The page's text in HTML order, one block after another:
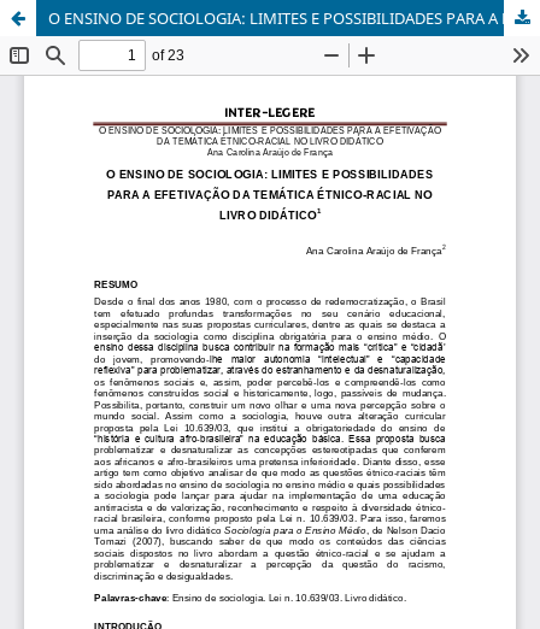
O ENSINO DE SOCIOLOGIA: LIMITES E POSSIBILIDADES PARA A EFETIVAÇÃO DA TEMÁTICA ÉTNICO-RACIAL NO LIVRO DIDÁTICO